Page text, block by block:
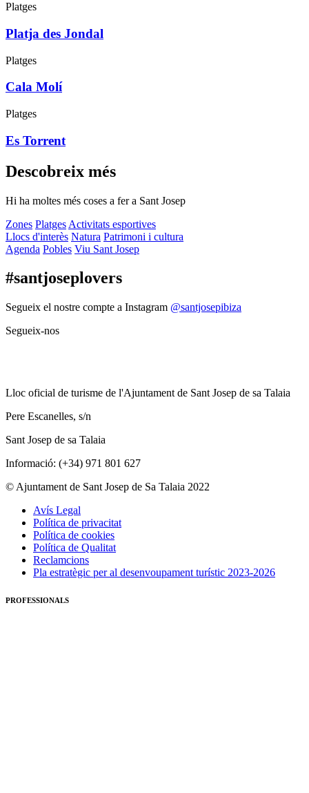
Platges
Platja des Jondal
Platges
Cala Molí
Platges
Es Torrent
Descobreix més
Hi ha moltes més coses a fer a Sant Josep
Zones Platges Activitats esportives
Llocs d'interès Natura Patrimoni i cultura
Agenda Pobles Viu Sant Josep
#santjoseplovers
Segueix el nostre compte a Instagram @santjosepibiza
Segueix-nos
Lloc oficial de turisme de l'Ajuntament de Sant Josep de sa Talaia
Pere Escanelles, s/n
Sant Josep de sa Talaia
Informació: (+34) 971 801 627
© Ajuntament de Sant Josep de Sa Talaia 2022
Avís Legal
Política de privacitat
Política de cookies
Política de Qualitat
Reclamcions
Pla estratègic per al desenvoupament turístic 2023-2026
PROFESSIONALS